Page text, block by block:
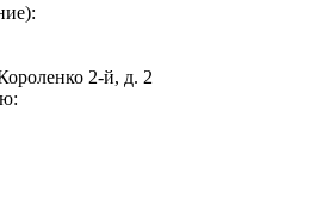
2-й, д. 2